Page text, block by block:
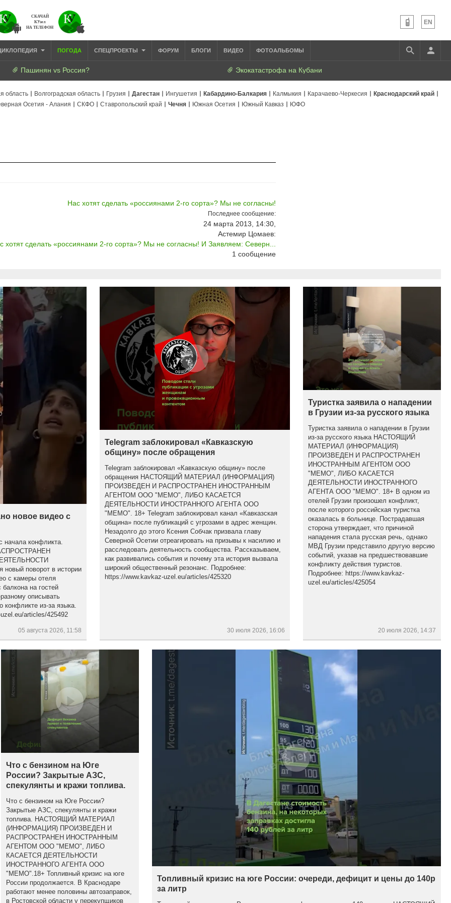
СКАЧАЙ
КУзел
НА ТЕЛЕФОН
EN
ПОГОДА СПЕЦПРОЕКТЫ ФОРУМ БЛОГИ ВИДЕО ФОТОАЛЬБОМЫ
Пашинян vs Россия? Экокатастрофа на Кубани
область Волгоградская область Грузия Дагестан Ингушетия Кабардино-Балкария Калмыкия Карачаево-Черкесия
Краснодарский край
Осетия - Алания
СКФО Ставропольский край Чечня Южная Осетия Южный Кавказ ЮФО
Нас хотят сделать «россиянами 2-го сорта»? Мы не согласны!
Последнее сообщение:
24 марта 2013, 14:30,
Астемир Цомаев:
хотят сделать «россиянами 2-го сорта»? Мы не согласны! И Заявляем: Северн...
1сообщение
новое видео с
начала конфликта.
поворот в истории
с камеры отеля
на гостей
описывать
из-за языка.
articles/425492
05 августа 2026, 11:58
Telegram заблокировал «Кавказскую
общину» после обращения
Telegram заблокировал «Кавказскую общину» после
обращения НАСТОЯЩИЙ МАТЕРИАЛ (ИНФОРМАЦИЯ)
ПРОИЗВЕДЕН И РАСПРОСТРАНЕН ИНОСТРАННЫМ
АГЕНТОМ ООО "МЕМО", ЛИБО КАСАЕТСЯ
ДЕЯТЕЛЬНОСТИ ИНОСТРАННОГО АГЕНТА ООО
"МЕМО". 18+ Telegram заблокировал канал «Кавказская
община» после публикаций с угрозами в адрес женщин.
Незадолго до этого Ксения Собчак призвала главу
Северной Осетии отреагировать на призывы к насилию и
расследовать деятельность сообщества. Рассказываем,
как развивались события и почему эта история вызвала
широкий общественный резонанс. Подробнее:
https://www.kavkaz-uzel.eu/articles/425320
30 июля 2026, 16:06
Туристка заявила о нападении
в Грузии из-за русского языка
Туристка заявила о нападении в Грузии
из-за русского языка НАСТОЯЩИЙ
МАТЕРИАЛ (ИНФОРМАЦИЯ)
ПРОИЗВЕДЕН И РАСПРОСТРАНЕН
ИНОСТРАННЫМ АГЕНТОМ ООО
"МЕМО", ЛИБО КАСАЕТСЯ
ДЕЯТЕЛЬНОСТИ ИНОСТРАННОГО
АГЕНТА ООО "МЕМО". 18+ В одном из
отелей Грузии произошел конфликт,
после которого российская туристка
оказалась в больнице. Пострадавшая
сторона утверждает, что причиной
нападения стала русская речь, однако
МВД Грузии представило другую версию
событий, указав на предшествовавшие
конфликту действия туристов.
Подробнее: https://www.kavkaz-
uzel.eu/articles/425054
20 июля 2026, 14:37
Что с бензином на Юге
России? Закрытые АЗС,
спекулянты и кражи топлива.
Что с бензином на Юге России?
Закрытые АЗС, спекулянты и кражи
топлива. НАСТОЯЩИЙ МАТЕРИАЛ
(ИНФОРМАЦИЯ) ПРОИЗВЕДЕН И
РАСПРОСТРАНЕН ИНОСТРАННЫМ
АГЕНТОМ ООО "МЕМО", ЛИБО
КАСАЕТСЯ ДЕЯТЕЛЬНОСТИ
ИНОСТРАННОГО АГЕНТА ООО
"МЕМО".18+ Топливный кризис на юге
России продолжается. В Краснодаре
работают менее половины автозаправок,
в Ростовской области у перекупщиков
Топливный кризис на юге России: очереди, дефицит и цены до 140р
за литр